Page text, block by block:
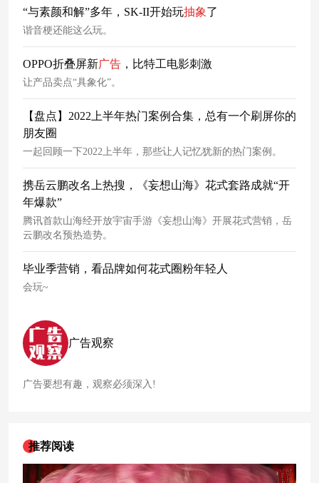
“与素颜和解”多年，SK-II开始玩抽象了
谐音梗还能这么玩。
OPPO折叠屏新广告 ，比特工电影刺激
让产品卖点“具象化”。
【盘点】2022上半年热门案例合集，总有一个刷屏你的
朋友圈
一起回顾一下2022上半年，那些让人记忆犹新的热门案例。
携岳云鹏改名上热搜，《妄想山海》花式套路成就“开
年爆款”
腾讯首款山海经开放宇宙手游《妄想山海》开展花式营销，岳
云鹏改名预热造势。
毕业季营销，看品牌如何花式圈粉年轻人
会玩~
广告观察
广告要想有趣，观察必须深入!
推荐阅读